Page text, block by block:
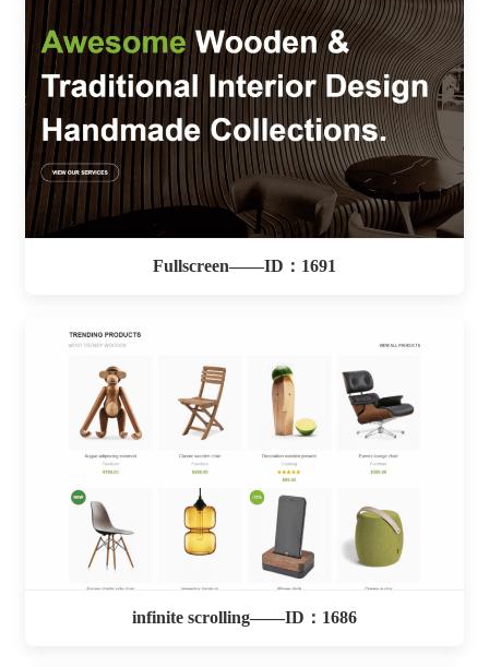
Fullscreen——ID：1691
infinite scrolling——ID：1686